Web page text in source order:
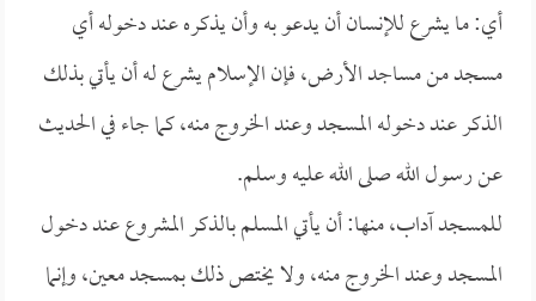
أي: ما يشرع للإنسان أن يدعو به وأن يذكره عند دخوله أي
مسجد من مساجد الأرض، فإن الإسلام يشرع له أن يأتي بذلك
الذكر عند دخوله المسجد وعند الخروج منه، كما جاء في الحديث
عن رسول الله صلى الله عليه وسلم.
للمسجد آداب، منها: أن يأتي المسلم بالذكر المشروع عند دخول
المسجد وعند الخروج منه، ولا يختص ذلك بمسجد معين، وإنما